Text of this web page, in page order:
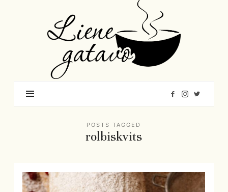
Gatavo
–
Mana
garšu
pasaule
POSTS TAGGED
rolbiskvits